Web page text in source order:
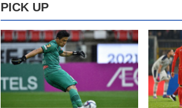
PICK UP